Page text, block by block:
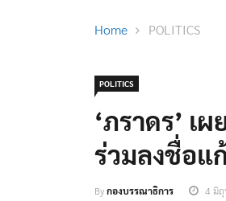
Home POLITICS
POLITICS
‘ภราดร’ เ
ร่วมลงชื่อแ
Byกองบรรณาธิการ 4 มิ